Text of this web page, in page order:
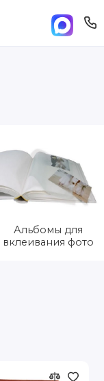
Альбомы для
вклеивания фото